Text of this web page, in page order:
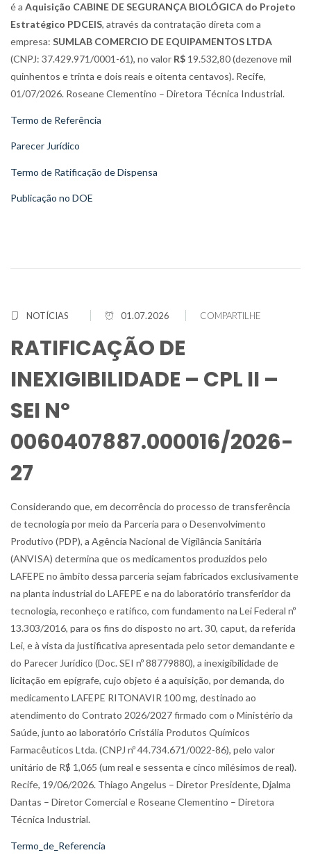
é a Aquisição CABINE DE SEGURANÇA BIOLÓGICA do Projeto
Estratégico PDCEIS, através da contratação direta com a
empresa: SUMLAB COMERCIO DE EQUIPAMENTOS LTDA
(CNPJ: 37.429.971/0001-61), no valor R$ 19.532,80 (dezenove mil
quinhentos e trinta e dois reais e oitenta centavos). Recife,
01/07/2026. Roseane Clementino – Diretora Técnica Industrial.
Termo de Referência
Parecer Jurídico
Termo de Ratificação de Dispensa
Publicação no DOE
NOTÍCIAS 01.07.2026 COMPARTILHE
RATIFICAÇÃO DE
INEXIGIBILIDADE – CPL II –
SEI Nº
0060407887.000016/2026-
27
Considerando que, em decorrência do processo de transferência
de tecnologia por meio da Parceria para o Desenvolvimento
Produtivo (PDP), a Agência Nacional de Vigilância Sanitária
(ANVISA) determina que os medicamentos produzidos pelo
LAFEPE no âmbito dessa parceria sejam fabricados exclusivamente
na planta industrial do LAFEPE e na do laboratório transferidor da
tecnologia, reconheço e ratifico, com fundamento na Lei Federal nº
13.303/2016, para os fins do disposto no art. 30, caput, da referida
Lei, e à vista da justificativa apresentada pelo setor demandante e
do Parecer Jurídico (Doc. SEI nº 88779880), a inexigibilidade de
licitação em epígrafe, cujo objeto é a aquisição, por demanda, do
medicamento LAFEPE RITONAVIR 100 mg, destinado ao
atendimento do Contrato 2026/2027 firmado com o Ministério da
Saúde, junto ao laboratório Cristália Produtos Químicos
Farmacêuticos Ltda. (CNPJ nº 44.734.671/0022-86), pelo valor
unitário de R$ 1,065 (um real e sessenta e cinco milésimos de real).
Recife, 19/06/2026. Thiago Angelus – Diretor Presidente, Djalma
Dantas – Diretor Comercial e Roseane Clementino – Diretora
Técnica Industrial.
Termo_de_Referencia